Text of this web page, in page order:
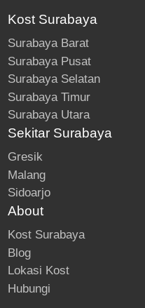
Kost Surabaya
Surabaya Barat
Surabaya Pusat
Surabaya Selatan
Surabaya Timur
Surabaya Utara
Sekitar Surabaya
Gresik
Malang
Sidoarjo
About
Kost Surabaya
Blog
Lokasi Kost
Hubungi